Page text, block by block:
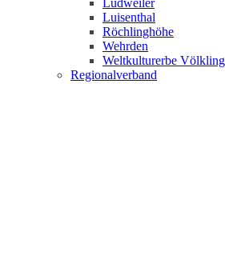
Ludweiler
Luisenthal
Röchlinghöhe
Wehrden
Weltkulturerbe
Regionalverband